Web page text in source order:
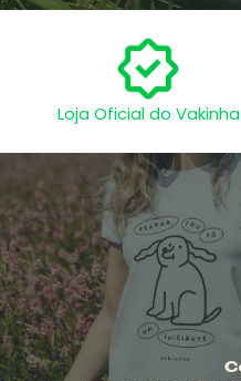
Loja Oficial do Vakinha